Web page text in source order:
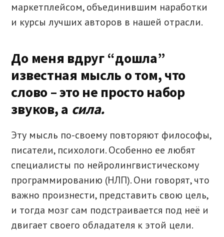
маркетплейсом, объединившим наработки
и курсы лучших авторов в нашей отрасли.
До меня вдруг “дошла”
известная мысль о том, что
слово – это не просто набор
звуков, а сила.
Эту мысль по-своему повторяют философы,
писатели, психологи. Особенно ее любят
специалисты по нейролингвистическому
программированию (НЛП). Они говорят, что
важно произнести, представить свою цель,
и тогда мозг сам подстраивается под неё и
двигает своего обладателя к этой цели.